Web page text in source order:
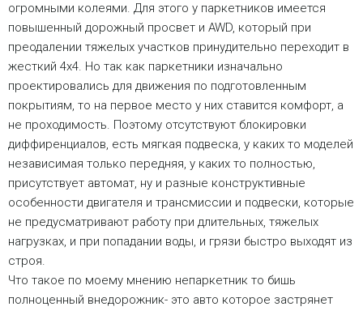
огромными колеями. Для этого у паркетников имеется
повышенный дорожный просвет и AWD, который при
преодалении тяжелых участков принудительно переходит в
жесткий 4х4. Но так как паркетники изначально
проектировались для движения по подготовленным
покрытиям, то на первое место у них ставится комфорт, а
не проходимость. Поэтому отсутствуют блокировки
диффиренциалов, есть мягкая подвеска, у каких то моделей
независимая только передняя, у каких то полностью,
присутствует автомат, ну и разные конструктивные
особенности двигателя и трансмиссии и подвески, которые
не предусматривают работу при длительных, тяжелых
нагрузках, и при попадании воды, и грязи быстро выходят из
строя.
Что такое по моему мнению непаркетник то бишь
полноценный внедорожник- это авто которое застрянет